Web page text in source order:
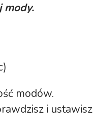
mody.
modów.
i ustawisz